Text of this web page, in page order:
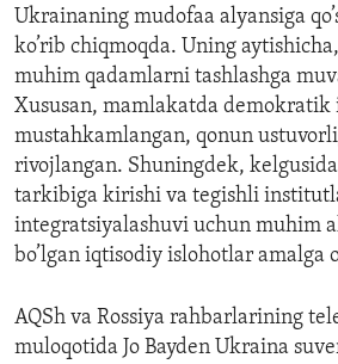
Ukrainaning mudofaa alyansiga
ko’rib chiqmoqda. Uning
muhim qadamlarni tashlashga
Xususan, mamlakatda
mustahkamlangan, qonun
rivojlangan. Shuningdek,
tarkibiga kirishi va tegishli
integratsiyalashuvi uchun muhim
bo’lgan iqtisodiy islohotlar amalga
AQSh va Rossiya rahbarlarining
muloqotida Jo Bayden Ukraina